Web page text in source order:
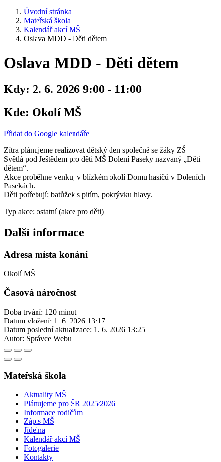
Úvodní stránka
Mateřská škola
Kalendář akcí MŠ
Oslava MDD - Děti dětem
Oslava MDD - Děti dětem
Kdy: 2. 6. 2026 9:00 - 11:00
Kde: Okolí MŠ
Přidat do Google kalendáře
Zítra plánujeme realizovat dětský den společně se žáky ZŠ
Světlá pod Ještědem pro děti MŠ Dolení Paseky nazvaný „Děti
dětem“.
Akce proběhne venku, v blízkém okolí Domu hasičů v Doleních
Pasekách.
Děti potřebují: batůžek s pitím, pokrývku hlavy.
Typ akce: ostatní (akce pro děti)
Další informace
Adresa místa konání
Okolí MŠ
Časová náročnost
Doba trvání: 120 minut
Datum vložení: 1. 6. 2026 13:17
Datum poslední aktualizace: 1. 6. 2026 13:25
Autor: Správce Webu
Mateřská škola
Aktuality MŠ
Plánujeme pro ŠR 2025⁄2026
Informace rodičům
Zápis MŠ
Jídelna
Kalendář akcí MŠ
Fotogalerie
Kontakty